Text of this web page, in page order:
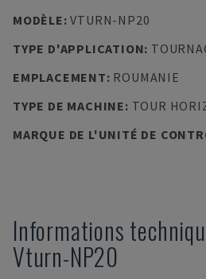
MODÈLE:VTURN-NP20
TYPE D'APPLICATION:
EMPLACEMENT: ROUMANIE
TYPE DE MACHINE: TOUR
MARQUE DE L'UNITÉ DE
Informations
Vturn-NP20